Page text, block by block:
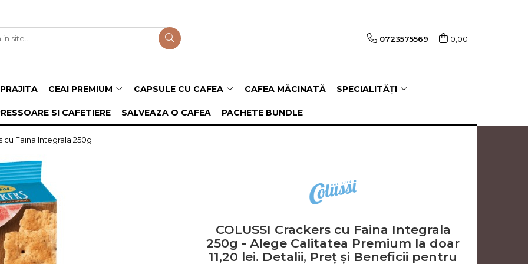
0723575569 0,00
CEAI PREMIUM CAPSULE CU CAFEA CAFEA MĂCINATĂ SPECIALITĂȚI
SI CAFETIERE SALVEAZA O CAFEA PACHETE BUNDLE
cu Faina Integrala 250g
COLUSSI Crackers cu Faina Integrala
250g - Alege Calitatea Premium la doar
11,20 lei. Detalii, Preț și Beneficii pentru